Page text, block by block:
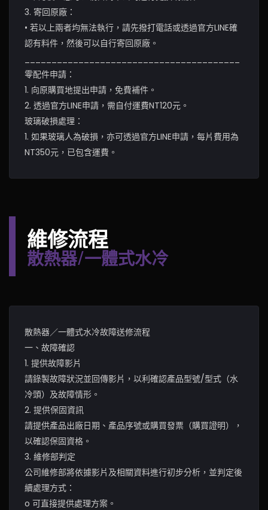
3. 寄回原廠：
• 若以上兩者均無法執行，請先撥打電話或透過官方LINE確
認有料件，然後可以自行寄回原廠。
零配件申請：
1. 向原購買地提出申請，免費補件。
2. 透過官方LINE申請，需自付運費NT120元。
玻璃破損處理：
1. 如果玻璃人為破損，亦可透過官方LINE申請，每片費用為
NT350元，已包含運費。
維修流程
散熱器/一體式水冷
散熱器／一體式水冷故障送修流程
一、故障確認
1. 提供故障影片
請錄製故障狀況並回傳影片，以利確認產品型號/型式（水
冷頭）及故障情形。
2. 提供保固資訊
請提供產品出廠日期、產品序號或購買發票（購買證明），
以確認保固資格。
3. 維修部判定
公司維修部將依據影片及相關資料進行初步分析，並判定後
續處理方式：
o 可直接提供處理方案。